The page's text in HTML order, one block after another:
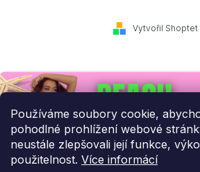
Používáme soubory cookie,
pohodlné prohlížení webové
neustále zlepšovali její funkce,
použitelnost. Více informácí
Vytvořil Shoptet
Přihlaste se k
Budeme vám posílat informace o našich
akcích.